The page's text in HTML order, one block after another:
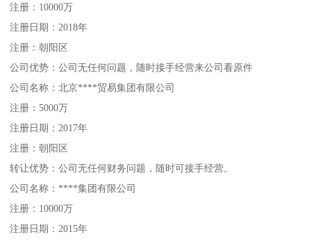
注册：10000万
注册日期：2018年
注册：朝阳区
公司优势：公司无任何问题，随时接手经营来公司看原件
公司名称：北京****贸易集团有限公司
注册：5000万
注册日期：2017年
注册：朝阳区
转让优势：公司无任何财务问题，随时可接手经营。
公司名称：****集团有限公司
注册：10000万
注册日期：2015年